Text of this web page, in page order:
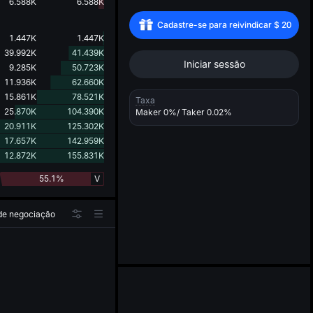
negociação
1.447K
1.447K
39.992K
41.439K
9.285K
50.723K
11.936K
62.660K
15.861K
78.521K
25.870K
104.390K
20.911K
125.302K
17.657K
142.959K
12.872K 155.831K
55.1% V
Cadastre-se para reivindicar $ 20
Iniciar sessão
Taxa
Maker 0%/ Taker 0.02%